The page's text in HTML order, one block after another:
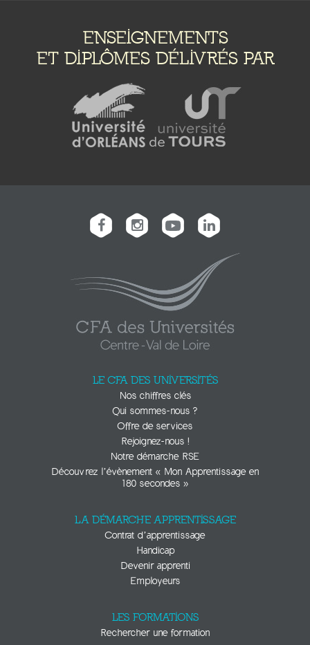
ENSEIGNEMENTS
ET DIPLÔMES DÉLIVRÉS PAR
LE CFA DES UNIVERSITÉS
Nos chiffres clés
Qui sommes-nous ?
Offre de services
Rejoignez-nous !
Notre démarche RSE
Découvrez l’évènement « Mon Apprentissage en
180 secondes »
LA DÉMARCHE APPRENTISSAGE
Contrat d’apprentissage
Handicap
Devenir apprenti
Employeurs
LES FORMATIONS
Rechercher une formation